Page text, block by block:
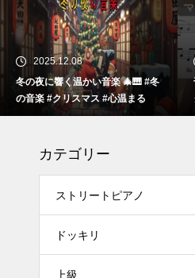
2025.12.08
冬の夜に響く温かい音楽 🎄🎹 #冬
の音楽 #クリスマス #心温まる
カテゴリー
ストリートピアノ
ドッキリ
上級